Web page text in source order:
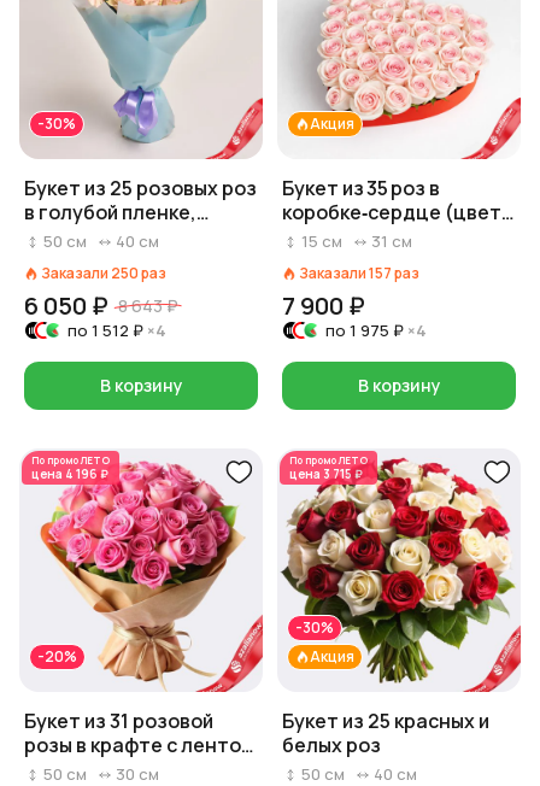
-30%
Букет из 25 розовых роз
в голубой пленке,
Россия, 50 см
50 см 40 см
Заказали 250раз
6 050 ₽ 8 643 ₽
по 1 512 ₽ ×4
В корзину
Акция
Букет из 35 роз в
коробке‑сердце (цвет
роз и коробки на выбор:
белый)
15 см 31 см
Заказали157раз
7 900 ₽
по 1 975 ₽ ×4
В корзину
По промоЛЕТО
цена 4 196 ₽
-20%
Букет из 31 розовой
розы в крафте с лентой,
Россия, 50 см
50 см 30 см
По промоЛЕТО
цена 3 715 ₽
Акция
-30%
Букет из 25 красных и
белых роз
50 см 40 см